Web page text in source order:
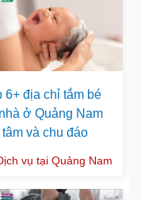
6+ địa chỉ tắm bé
ở Quảng Nam
tâm và chu đáo
vụ tại Quảng Nam